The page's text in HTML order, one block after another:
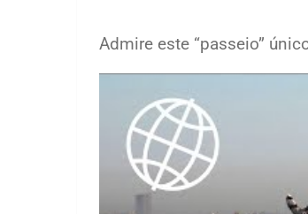
Admire este “passeio”